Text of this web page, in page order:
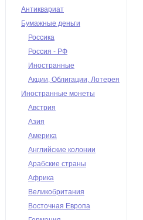
Антиквариат
Бумажные деньги
Россика
Россия - РФ
Иностранные
Акции, Облигации, Лотерея
Иностранные монеты
Австрия
Азия
Америка
Английские колонии
Арабские страны
Африка
Великобритания
Восточная Европа